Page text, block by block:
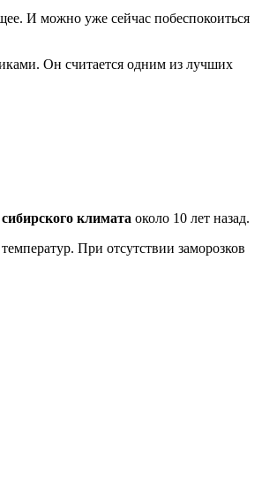
И можно уже сейчас побеспокоиться
Он считается одним из лучших
климата около 10 лет назад.
При отсутствии заморозков